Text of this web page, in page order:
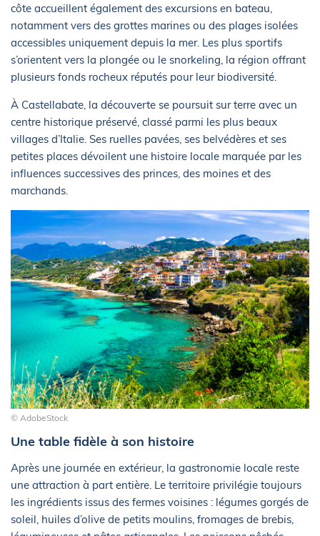
côte accueillent également des excursions en bateau,
notamment vers des grottes marines ou des plages isolées
accessibles uniquement depuis la mer. Les plus sportifs
s’orientent vers la plongée ou le snorkeling, la région offrant
plusieurs fonds rocheux réputés pour leur biodiversité.
À Castellabate, la découverte se poursuit sur terre avec un
centre historique préservé, classé parmi les plus beaux
villages d’Italie. Ses ruelles pavées, ses belvédères et ses
petites places dévoilent une histoire locale marquée par les
influences successives des princes, des moines et des
marchands.
© AdobeStock
Une table fidèle à son histoire
Après une journée en extérieur, la gastronomie locale reste
une attraction à part entière. Le territoire privilégie toujours
les ingrédients issus des fermes voisines : légumes gorgés de
soleil, huiles d’olive de petits moulins, fromages de brebis,